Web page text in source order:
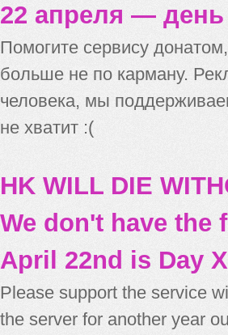
22 апреля — день
Помогите сервису
больше не по карману.
человека, мы
не хватит :(
HK WILL DIE
We don't have the
April 22nd is Day X
Please support the service
the server for another year